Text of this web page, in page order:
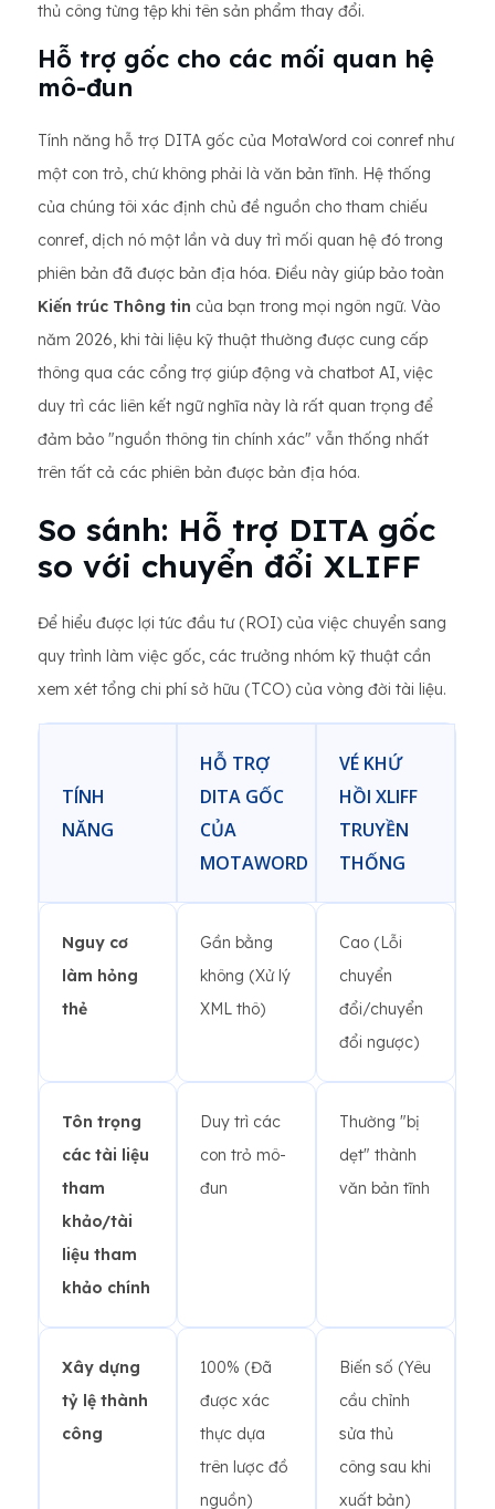
thủ công từng tệp khi tên sản phẩm thay đổi.
Hỗ trợ gốc cho các mối quan hệ
mô-đun
Tính năng hỗ trợ DITA gốc của MotaWord coi conref như
một con trỏ, chứ không phải là văn bản tĩnh. Hệ thống
của chúng tôi xác định chủ đề nguồn cho tham chiếu
conref, dịch nó một lần và duy trì mối quan hệ đó trong
phiên bản đã được bản địa hóa. Điều này giúp bảo toàn
Kiến trúc Thông tin của bạn trong mọi ngôn ngữ. Vào
năm 2026, khi tài liệu kỹ thuật thường được cung cấp
thông qua các cổng trợ giúp động và chatbot AI, việc
duy trì các liên kết ngữ nghĩa này là rất quan trọng để
đảm bảo "nguồn thông tin chính xác" vẫn thống nhất
trên tất cả các phiên bản được bản địa hóa.
So sánh: Hỗ trợ DITA gốc
so với chuyển đổi XLIFF
Để hiểu được lợi tức đầu tư (ROI) của việc chuyển sang
quy trình làm việc gốc, các trưởng nhóm kỹ thuật cần
xem xét tổng chi phí sở hữu (TCO) của vòng đời tài liệu.
TÍNH
NĂNG
HỖ TRỢ
DITA GỐC
CỦA
MOTAWORD
VÉ KHỨ
HỒI XLIFF
TRUYỀN
THỐNG
Nguy cơ
làm hỏng
thẻ
Gần bằng
không (Xử lý
XML thô)
Cao (Lỗi
chuyển
đổi/chuyển
đổi ngược)
Tôn trọng
các tài liệu
tham
khảo/tài
liệu tham
khảo chính
Duy trì các
con trỏ mô-
đun
Thường "bị
dẹt" thành
văn bản tĩnh
Xây dựng
tỷ lệ thành
công
100% (Đã
được xác
thực dựa
trên lược đồ
nguồn)
Biến số (Yêu
cầu chỉnh
sửa thủ
công sau khi
xuất bản)